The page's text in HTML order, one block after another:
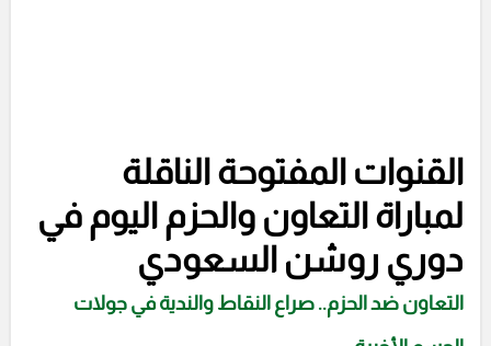
القنوات المفتوحة الناقلة
لمباراة التعاون والحزم اليوم في
دوري روشن السعودي
التعاون ضد الحزم.. صراع النقاط والندية في جولات